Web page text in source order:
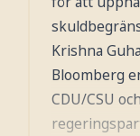
Krishna
Bloomberg
CDU/CSU